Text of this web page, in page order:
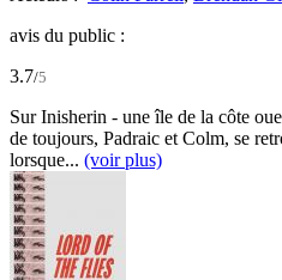
avis du public :
3.7/5
Sur Inisherin - une île de la côte
de toujours, Padraic et Colm, se
lorsque... (voir plus)